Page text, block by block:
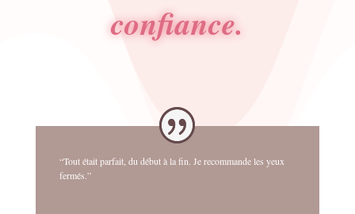
confiance.
“Tout était parfait, du début à la fin. Je recommande les yeux
fermés.”